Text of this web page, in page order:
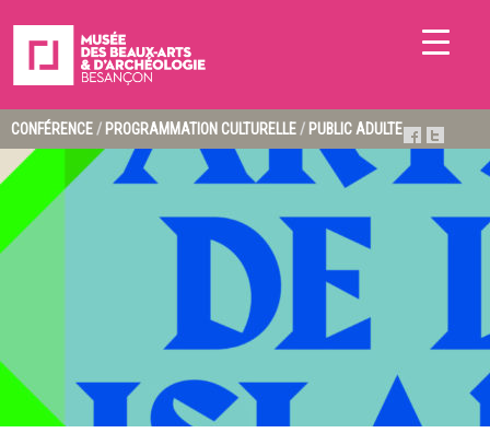
CONFÉRENCE / PROGRAMMATION CULTURELLE / PUBLIC ADULTE